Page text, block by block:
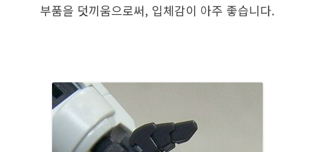
부품을 덧끼움으로써, 입체감이 아주 좋습니다.